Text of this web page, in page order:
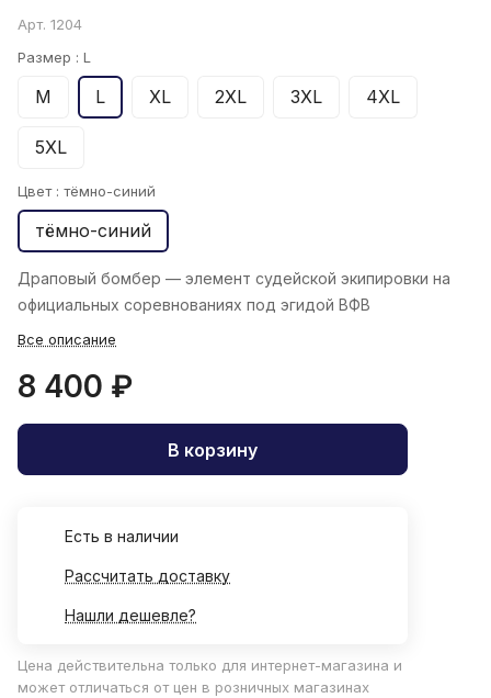
Арт. 1204
Размер : L
M L XL 2XL 3XL 4XL
5XL
Цвет : тёмно-синий
тёмно-синий
Драповый бомбер — элемент судейской экипировки на
официальных соревнованиях под эгидой ВФВ
Все описание
8 400 ₽
В корзину
Есть в наличии
Рассчитать доставку
Нашли дешевле?
Цена действительна только для интернет-магазина и
может отличаться от цен в розничных магазинах